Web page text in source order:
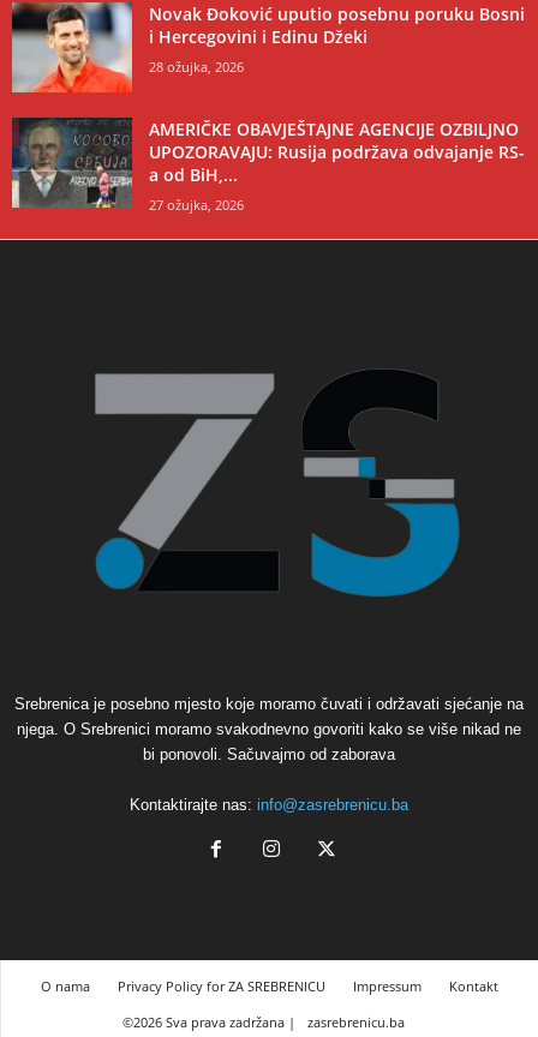
Novak Đoković uputio posebnu poruku Bosni
i Hercegovini i Edinu Džeki
28 ožujka, 2026
AMERIČKE OBAVJEŠTAJNE AGENCIJE OZBILJNO
UPOZORAVAJU: Rusija podržava odvajanje RS-
a od BiH,...
27 ožujka, 2026
Srebrenica je posebno mjesto koje moramo čuvati i održavati sjećanje na
njega. O Srebrenici moramo svakodnevno govoriti kako se više nikad ne
bi ponovoli. Sačuvajmo od zaborava
Kontaktirajte nas: info@zasrebrenicu.ba
O nama Privacy Policy for ZA SREBRENICU Impressum
Kontakt
©2026 Sva prava zadržana |
zasrebrenicu.ba